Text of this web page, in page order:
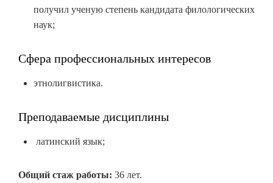
получил ученую степень кандидата филологических
наук;
Сфера профессиональных интересов
этнолигвистика.
Преподаваемые дисциплины
латинский язык;
Общий стаж работы: 36 лет.